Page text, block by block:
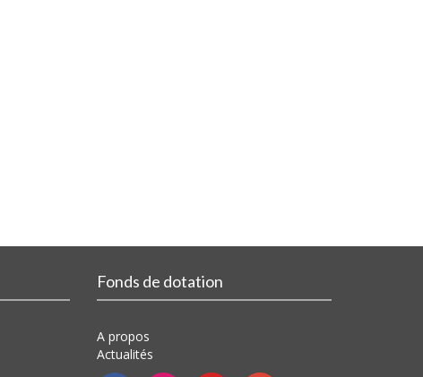
Fonds de dotation
A propos
Actualités